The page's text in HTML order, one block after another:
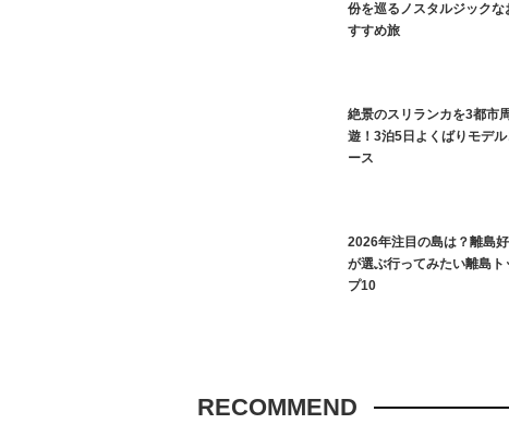
份を巡るノスタルジックな
すすめ旅
絶景のスリランカを3都市
遊！3泊5日よくばりモデ
ース
2026年注目の島は？離島
が選ぶ行ってみたい離島ト
プ10
RECOMMEND